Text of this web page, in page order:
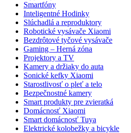
Smartfóny
Inteligentné Hodinky
Slúchadlá a reproduktory
Robotické vysávače Xiaomi
Bezdrôtové tyčové vysávače
Gaming – Herná zóna
Projektory a TV
Kamery a držiaky do auta
Sonické kefky Xiaomi
Starostlivosť o pleť a telo
Bezpečnostné kamery
Smart produkty pre zvieratká
Domácnosť Xiaomi
Smart domácnosť Tuya
Elektrické kolobežky a bicykle